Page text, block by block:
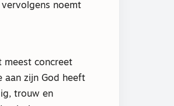
noemt
meest concreet
aan zijn God heeft
trouw en